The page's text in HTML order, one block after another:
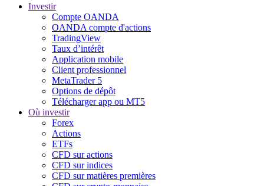
Investir
Compte OANDA
OANDA compte d'actions
TradingView
Taux d’intérêt
Application mobile
Client professionnel
MetaTrader 5
Options de dépôt
Télécharger app ou MT5
Où investir
Forex
Actions
ETFs
CFD sur actions
CFD sur indices
CFD sur matières premières